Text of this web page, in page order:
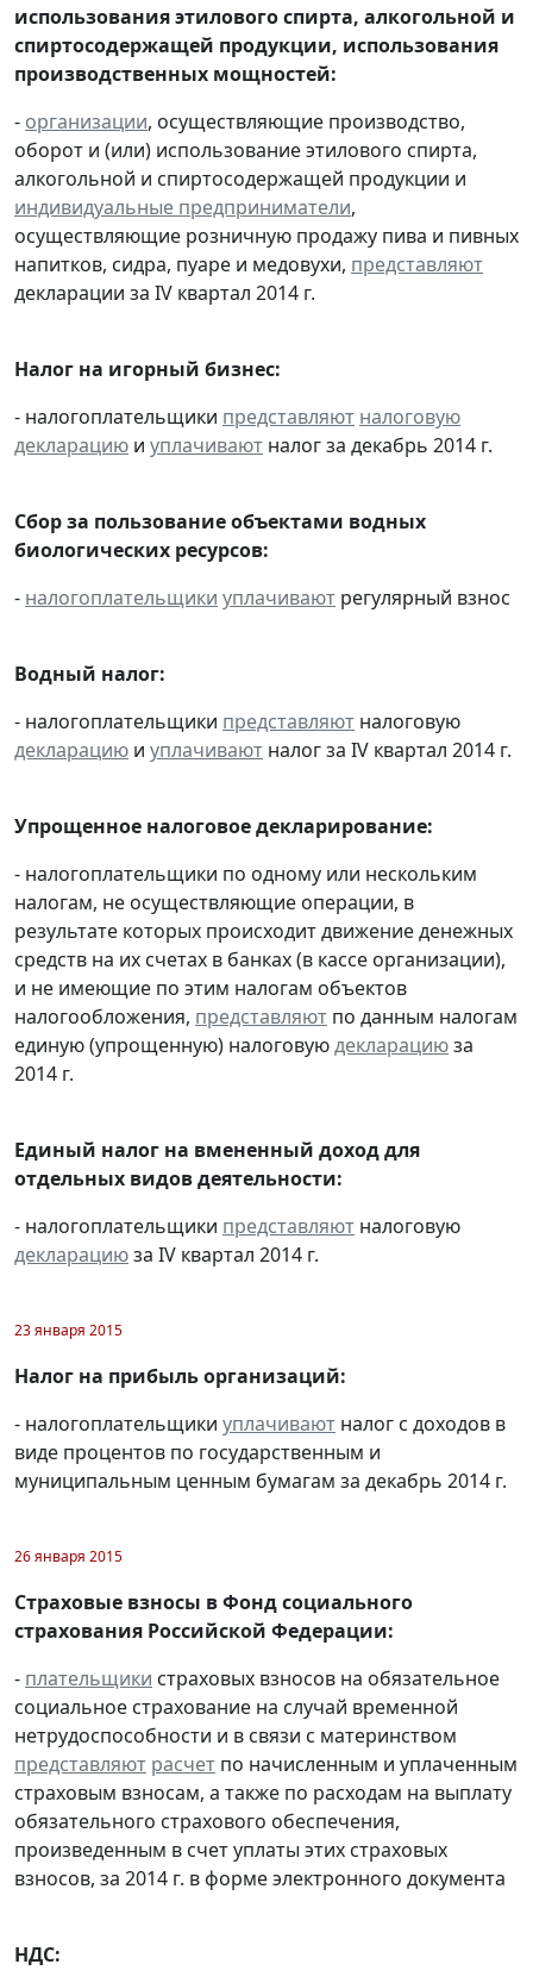
использования этилового спирта, алкогольной и
спиртосодержащей продукции, использования
производственных мощностей:
- организации, осуществляющие производство,
оборот и (или) использование этилового спирта,
алкогольной и спиртосодержащей продукции и
индивидуальные предприниматели,
осуществляющие розничную продажу пива и пивных
напитков, сидра, пуаре и медовухи, представляют
декларации за IV квартал 2014 г.
Налог на игорный бизнес:
- налогоплательщики представляют налоговую
декларацию и уплачивают налог за декабрь 2014 г.
Сбор за пользование объектами водных
биологических ресурсов:
- налогоплательщики уплачивают регулярный взнос
Водный налог:
- налогоплательщики представляют налоговую
декларацию и уплачивают налог за IV квартал 2014 г.
Упрощенное налоговое декларирование:
- налогоплательщики по одному или нескольким
налогам, не осуществляющие операции, в
результате которых происходит движение денежных
средств на их счетах в банках (в кассе организации),
и не имеющие по этим налогам объектов
налогообложения, представляют по данным налогам
единую (упрощенную) налоговуюдекларациюза
2014 г.
Единый налог на вмененный доход для
отдельных видов деятельности:
- налогоплательщики представляют налоговую
декларациюза IV квартал 2014 г.
23 января 2015
Налог на прибыль организаций:
- налогоплательщики уплачивают налог с доходов в
виде процентов по государственным и
муниципальным ценным бумагам за декабрь 2014 г.
26 января 2015
Страховые взносы в Фонд социального
страхования Российской Федерации:
- плательщики страховых взносов на обязательное
социальное страхование на случай временной
нетрудоспособности и в связи с материнством
представляют расчет по начисленным и уплаченным
страховым взносам, а также по расходам на выплату
обязательного страхового обеспечения,
произведенным в счет уплаты этих страховых
взносов, за 2014 г. в форме электронного документа
НДС: